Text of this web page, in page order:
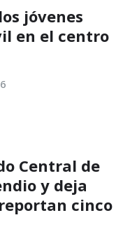
jóvenes
en el centro
Central de
y deja
cinco